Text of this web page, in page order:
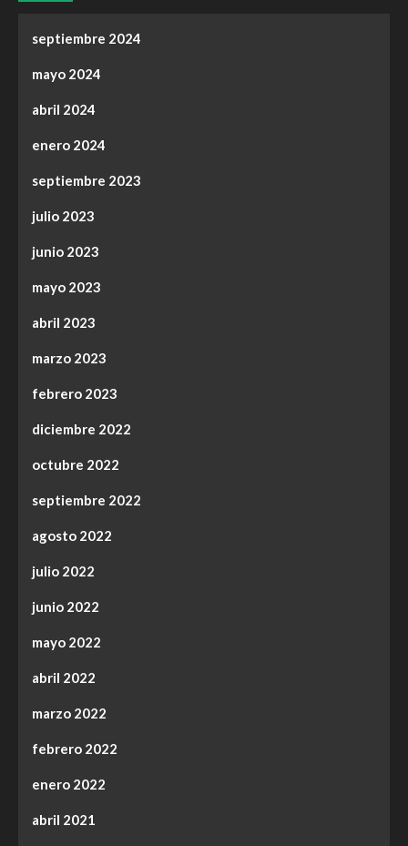
septiembre 2024
mayo 2024
abril 2024
enero 2024
septiembre 2023
julio 2023
junio 2023
mayo 2023
abril 2023
marzo 2023
febrero 2023
diciembre 2022
octubre 2022
septiembre 2022
agosto 2022
julio 2022
junio 2022
mayo 2022
abril 2022
marzo 2022
febrero 2022
enero 2022
abril 2021